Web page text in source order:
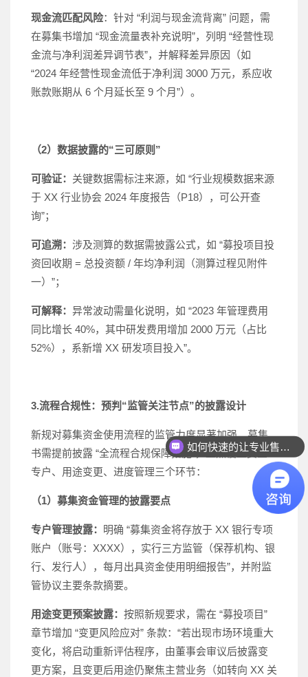
现金流匹配风险：针对 “利润与现金流背离” 问题，需
在募集书增加 “现金流量表补充说明”，列明 “经营性现
金流与净利润差异调节表”，并解释差异原因（如
“2024 年经营性现金流低于净利润 3000 万元，系应收
账款账期从 6 个月延长至 9 个月”）。
（2）数据披露的“三可原则”
可验证： 关键数据需标注来源，如 “行业规模数据来源
于 XX 行业协会 2024 年度报告（P18），可公开查
询”；
可追溯： 涉及测算的数据需披露公式，如 “募投项目投
资回收期 = 总投资额 / 年均净利润（测算过程见附件
一）”；
可解释： 异常波动需量化说明，如 “2023 年管理费用
同比增长 40%，其中研发费用增加 2000 万元（占比
52%），系新增 XX 研发项目投入”。
3.流程合规性：预判“监管关注节点”的披露设计
新规对募集资金使用流程的监管力度显著加强，募集
书需提前披露 “全流程合规保障措施”，重点覆盖资金
专户、用途变更、进度管理三个环节：
（1）募集资金管理的披露要点
专户管理披露：
明确 “募集资金将存放于 XX 银行专项
账户（账号：XXXX），实行三方监管（保荐机构、银
行、发行人），每月出具资金使用明细报告”，并附监
管协议主要条款摘要。
用途变更预案披露： 按照新规要求，需在 “募投项目”
章节增加 “变更风险应对” 条款：“若出现市场环境重大
变化，将启动重新评估程序，由董事会审议后披露变
更方案，且变更后用途仍聚焦主营业务（如转向 XX 关
如何快速联系人工客服？